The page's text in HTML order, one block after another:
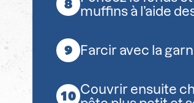
muffins à l’aide
Farcir avec la
Couvrir ensuite